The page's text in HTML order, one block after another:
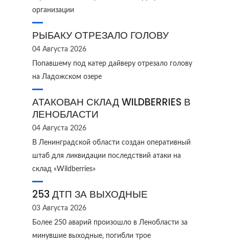
организации
РЫБАКУ ОТРЕЗАЛО ГОЛОВУ
04 Августа 2026
Попавшему под катер дайверу отрезало голову
на Ладожском озере
АТАКОВАН СКЛАД WILDBERRIES В
ЛЕНОБЛАСТИ
04 Августа 2026
В Ленинградской области создан оперативный
штаб для ликвидации последствий атаки на
склад «Wildberries»
253 ДТП ЗА ВЫХОДНЫЕ
03 Августа 2026
Более 250 аварий произошло в Ленобласти за
минувшие выходные, погибли трое